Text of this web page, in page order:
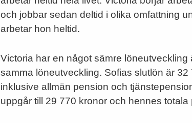
och jobbar sedan deltid i olika omfattning
arbetar hon heltid.
Victoria har en något sämre
samma löneutveckling. Sofias slutlön är
inklusive allmän pension och
uppgår till 29 770 kronor och hennes